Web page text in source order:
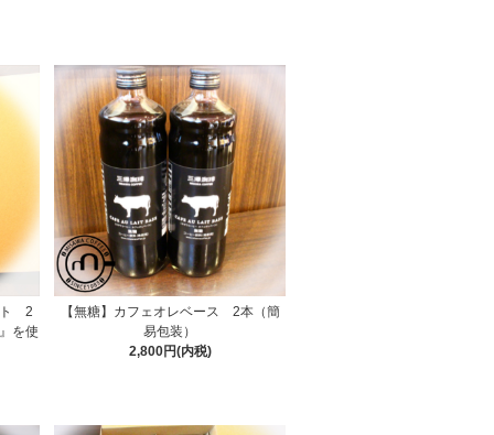
ト 2
を使
【無糖】カフェオレベース 2本（簡
易包装）
2,800円(内税)